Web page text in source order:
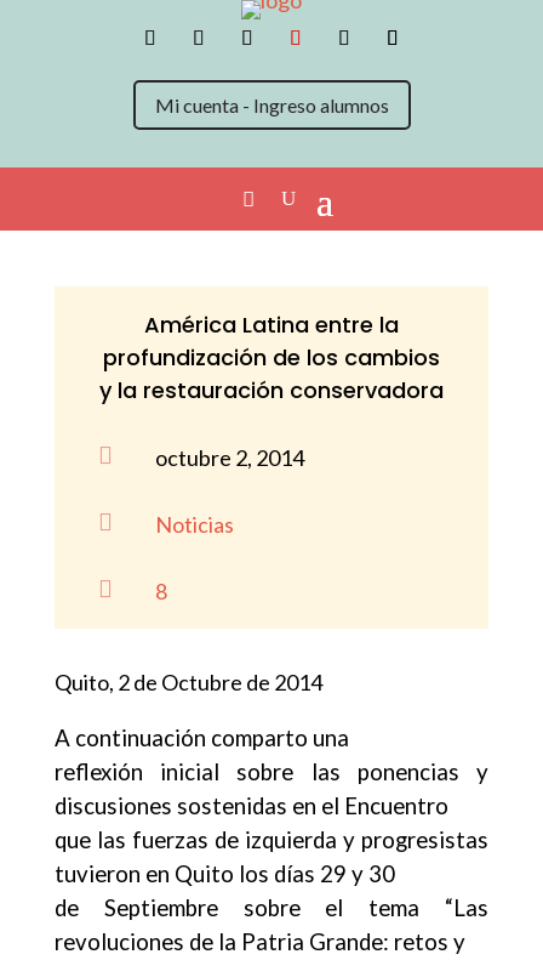
Mi cuenta - Ingreso alumnos
América Latina entre la
profundización de los cambios
y la restauración conservadora
 octubre 2, 2014
 Noticias
 8
Quito, 2 de Octubre de 2014
A continuación comparto una
reflexión inicial sobre las ponencias y
discusiones sostenidas en el Encuentro
que las fuerzas de izquierda y progresistas
tuvieron en Quito los días 29 y 30
de Septiembre sobre el tema “Las
revoluciones de la Patria Grande: retos y